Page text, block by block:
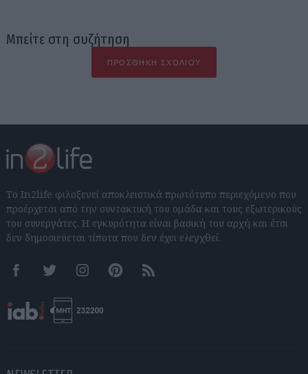
Μπείτε στη συζήτηση
ΠΡΟΣΘΉΚΗ ΣΧΟΛΊΟΥ
Το In2life φιλοξενεί αποκλειστικά πρωτότυπο περιεχόμενο που
προέρχεται από την συντακτική του ομάδα και τους εξωτερικούς
του συνεργάτες. Η εγκυρότητα είναι βασική του αρχή και έτσι
δεν δημοσιεύεται τίποτα που δεν έχει ελεγχθεί.
FacebookTwitter InstagramPinterestRSS feeds